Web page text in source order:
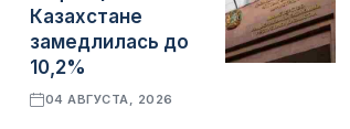
Казахстане
замедлилась до
10,2%
04 АВГУСТА, 2026